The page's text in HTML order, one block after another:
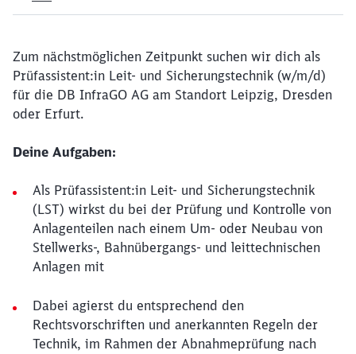
Zum nächstmöglichen Zeitpunkt suchen wir dich als
Prüfassistent:in Leit- und Sicherungstechnik (w/m/d)
für die DB InfraGO AG am Standort Leipzig, Dresden
oder Erfurt.
Deine Aufgaben:
Als Prüfassistent:in Leit- und Sicherungstechnik
(LST) wirkst du bei der Prüfung und Kontrolle von
Anlagenteilen nach einem Um- oder Neubau von
Stellwerks-, Bahnübergangs- und leittechnischen
Anlagen mit
Dabei agierst du entsprechend den
Rechtsvorschriften und anerkannten Regeln der
Technik, im Rahmen der Abnahmeprüfung nach